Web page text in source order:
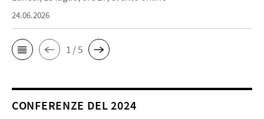
24.06.2026
1 / 5
CONFERENZE DEL 2024